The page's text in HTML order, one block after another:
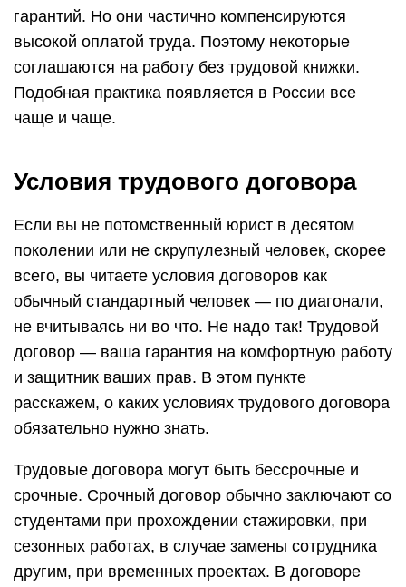
гарантий. Но они частично компенсируются
высокой оплатой труда. Поэтому некоторые
соглашаются на работу без трудовой книжки.
Подобная практика появляется в России все
чаще и чаще.
Условия трудового договора
Если вы не потомственный юрист в десятом
поколении или не скрупулезный человек, скорее
всего, вы читаете условия договоров как
обычный стандартный человек — по диагонали,
не вчитываясь ни во что. Не надо так! Трудовой
договор — ваша гарантия на комфортную работу
и защитник ваших прав. В этом пункте
расскажем, о каких условиях трудового договора
обязательно нужно знать.
Трудовые договора могут быть бессрочные и
срочные. Срочный договор обычно заключают со
студентами при прохождении стажировки, при
сезонных работах, в случае замены сотрудника
другим, при временных проектах. В договоре